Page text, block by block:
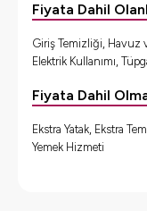
Fiyata Dahil
Giriş Temizliği, Havuz
Elektrik Kullanımı,
Fiyata Dahil
Ekstra Yatak, Ekstra
Yemek Hizmeti